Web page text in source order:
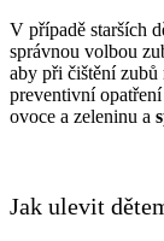
V případě starších
správnou volbou
aby při čištění
preventivní
ovoce a zeleninu a
Jak ulevit